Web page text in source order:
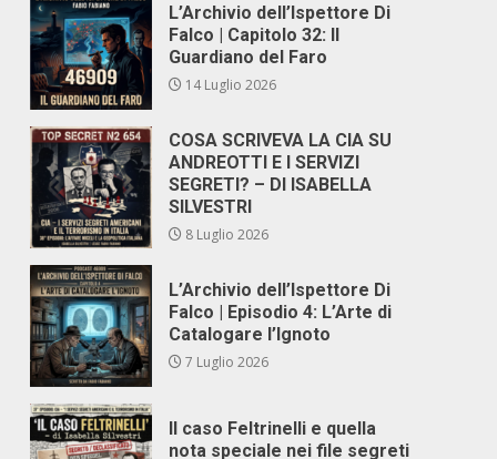
L’Archivio dell’Ispettore Di
Falco | Capitolo 32: Il
Guardiano del Faro
14 Luglio 2026
COSA SCRIVEVA LA CIA SU
ANDREOTTI E I SERVIZI
SEGRETI? – DI ISABELLA
SILVESTRI
8 Luglio 2026
L’Archivio dell’Ispettore Di
Falco | Episodio 4: L’Arte di
Catalogare l’Ignoto
7 Luglio 2026
Il caso Feltrinelli e quella
nota speciale nei file segreti